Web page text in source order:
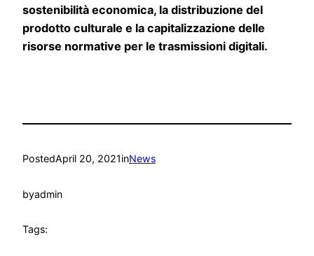
sostenibilità economica, la distribuzione del
prodotto culturale e la capitalizzazione delle
risorse normative per le trasmissioni digitali.
PostedApril 20, 2021inNews
byadmin
Tags: